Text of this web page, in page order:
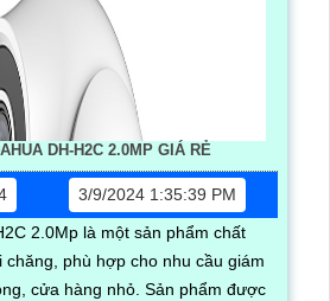
DH-H2C 2.0MP GIÁ RẺ
3/9/2024 1:35:39 PM
2.0Mp là một sản phẩm chất
phù hợp cho nhu cầu giám
nhỏ. Sản phẩm được